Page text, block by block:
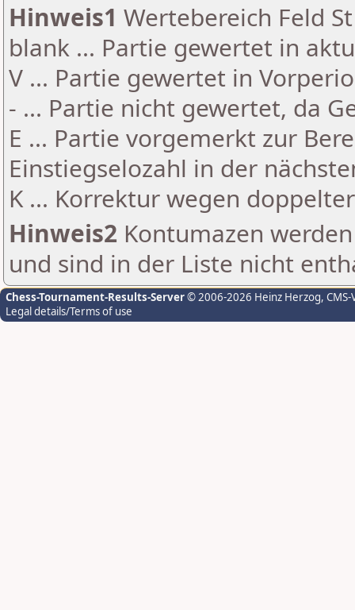
Hinweis1 Wertebereich Feld
blank ... Partie gewertet in
V ... Partie gewertet in
- ... Partie nicht gewertet, da
E ... Partie vorgemerkt zur
Einstiegselozahl in der
K ... Korrektur wegen
Hinweis2 Kontumazen
und sind in der Liste nicht
Chess-Tournament-Results-Server© 2006-2026 Heinz Herzog,
Legal details/Terms of use